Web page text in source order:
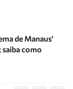
de Manaus’
saiba como